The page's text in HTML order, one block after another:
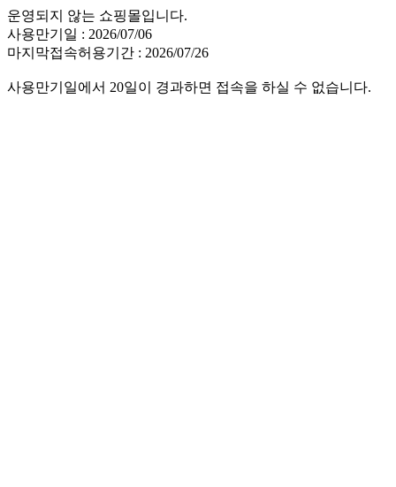
운영되지 않는 쇼핑몰입니다.
사용만기일 : 2026/07/06
마지막접속허용기간 : 2026/07/26
사용만기일에서 20일이 경과하면 접속을 하실 수 없습니다.